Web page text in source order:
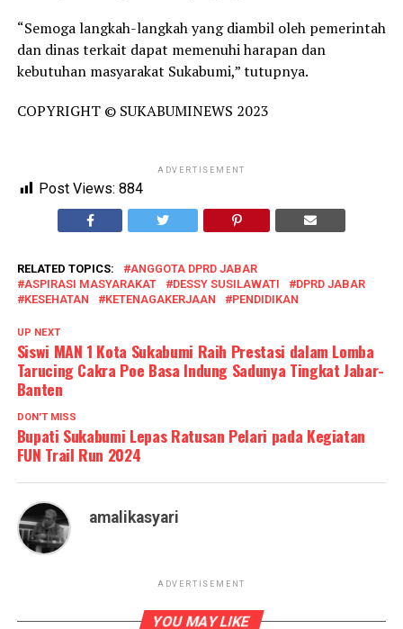
“Semoga langkah-langkah yang diambil oleh pemerintah
dan dinas terkait dapat memenuhi harapan dan
kebutuhan masyarakat Sukabumi,” tutupnya.
COPYRIGHT © SUKABUMINEWS 2023
ADVERTISEMENT
Post Views: 884
RELATED TOPICS:
ANGGOTA DPRD JABAR
ASPIRASI MASYARAKAT
DESSY SUSILAWATI
DPRD JABAR
KESEHATAN
KETENAGAKERJAAN PENDIDIKAN
UP NEXT
Siswi MAN 1 Kota Sukabumi Raih Prestasi dalam Lomba
Tarucing Cakra Poe Basa Indung Sadunya Tingkat Jabar-
Banten
DON'T MISS
Bupati Sukabumi Lepas Ratusan Pelari pada Kegiatan
FUN Trail Run 2024
amalikasyari
ADVERTISEMENT
YOU MAY LIKE